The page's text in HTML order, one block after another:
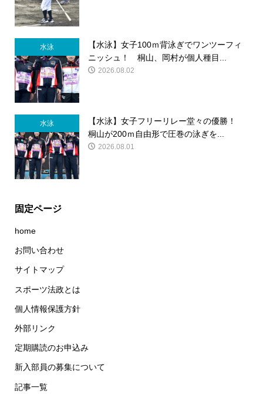
水泳
【水泳】女子100ｍ背泳ぎでワンツーフィ
ニッシュ！ 桐山、岡村が個人種目...
2026.08.02
水泳
【水泳】女子フリーリレー堂々の優勝！
桐山が200ｍ自由形で圧巻の泳ぎを...
2026.08.01
固定ページ
home
お問い合わせ
サイトマップ
スポーツ法政とは
個人情報保護方針
外部リンク
定期購読のお申込み
新入部員の募集について
記事一覧